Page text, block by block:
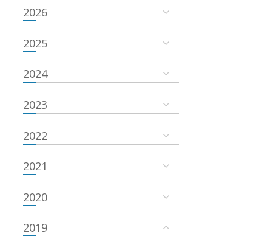
2026
2025
2024
2023
2022
2021
2020
2019